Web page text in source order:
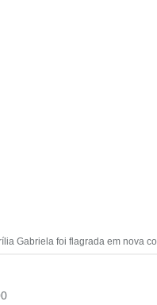
Gabriela foi flagrada em nova